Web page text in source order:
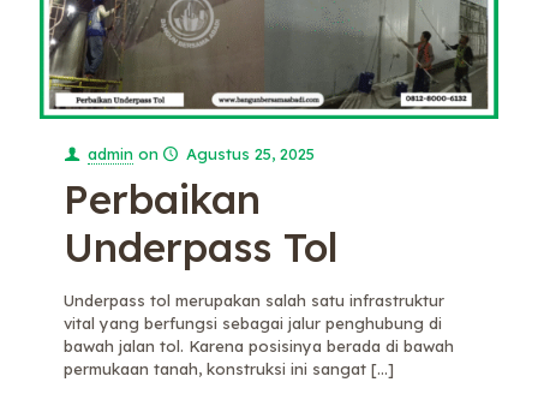
admin on Agustus 25, 2025
Perbaikan
Underpass Tol
Underpass tol merupakan salah satu infrastruktur
vital yang berfungsi sebagai jalur penghubung di
bawah jalan tol. Karena posisinya berada di bawah
permukaan tanah, konstruksi ini sangat […]